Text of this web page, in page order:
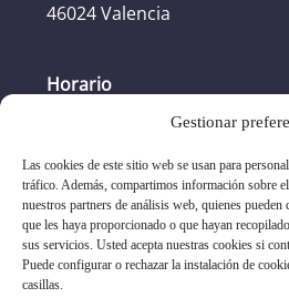
Gestionar
Las cookies de este sitio web se usan para
tráfico. Además, compartimos información sobre
nuestros partners de análisis web, quienes
que les haya proporcionado o que hayan
sus servicios. Usted acepta nuestras cookies si
Puede configurar o rechazar la instalación de
casillas.
46024 Valencia
Horario
Horario oficina: L-J: 8:30h -
16:30h
+34 96 351 17 19
asociacion@evap.es